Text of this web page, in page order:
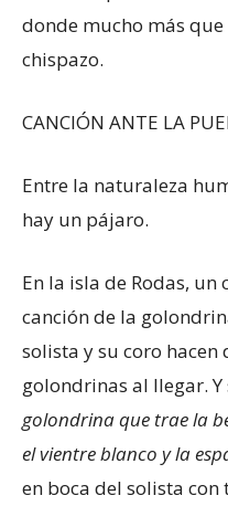
donde mucho más
chispazo.
CANCIÓN ANTE LA
Entre la naturaleza
hay un pájaro.
En la isla de Rodas,
canción de la
solista y su coro
golondrinas al llegar. Y
golondrina que trae la
el vientre blanco y la
en boca del solista